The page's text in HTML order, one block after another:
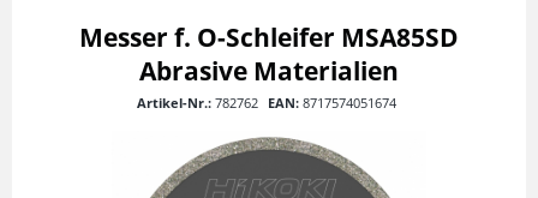
Messer f. O-Schleifer MSA85SD
Abrasive Materialien
Artikel-Nr.: 782762 EAN: 8717574051674